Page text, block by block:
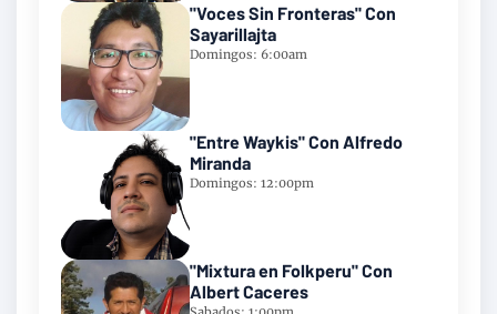
"Voces Sin Fronteras" Con
Sayarillajta
Domingos: 6:00am
"Entre Waykis" Con Alfredo
Miranda
Domingos: 12:00pm
"Mixtura en Folkperu" Con
Albert Caceres